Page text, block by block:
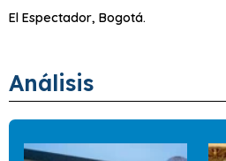
El Espectador, Bogotá.
Análisis